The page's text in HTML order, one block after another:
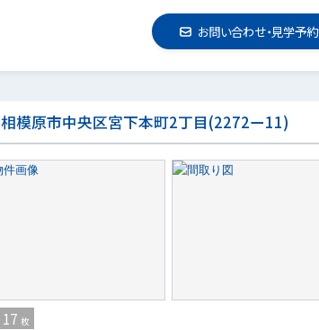
お問い合わせ・見学予約
相模原市中央区宮下本町2丁目(2272ー11)
17 枚